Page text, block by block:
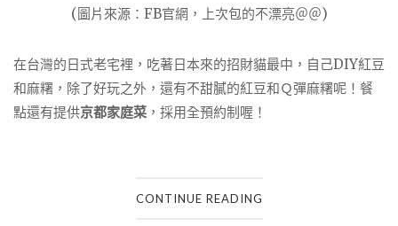
(圖片來源：FB官網，上次包的不漂亮＠＠)
在台灣的日式老宅裡，吃著日本來的招財貓最中，自己DIY紅豆
和麻糬，除了好玩之外，還有不甜膩的紅豆和Ｑ彈麻糬呢！餐
點還有提供京都家庭菜 ，採用全預約制喔！
CONTINUE READING